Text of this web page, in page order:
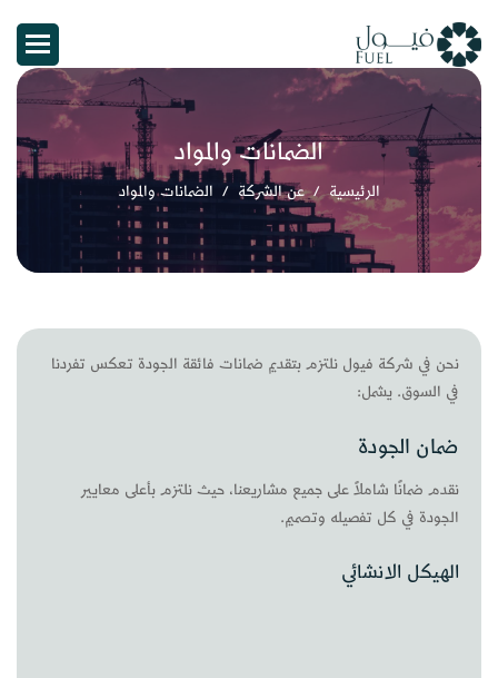
الضمانات والمواد
الرئيسية عن الشركة الضمانات والمواد
نحن في شركة فيول نلتزم بتقديم ضمانات فائقة الجودة تعكس تفردنا
في السوق. يشمل:
ضمان الجودة
نقدم ضمانًا شاملاً على جميع مشاريعنا، حيث نلتزم بأعلى معايير
الجودة في كل تفصيله وتصميم.
الهيكل الانشائي